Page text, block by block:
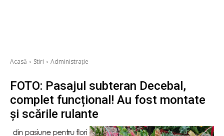
Acasă Stiri Administrație
FOTO: Pasajul subteran Decebal,
complet funcțional! Au fost montate
și scările rulante